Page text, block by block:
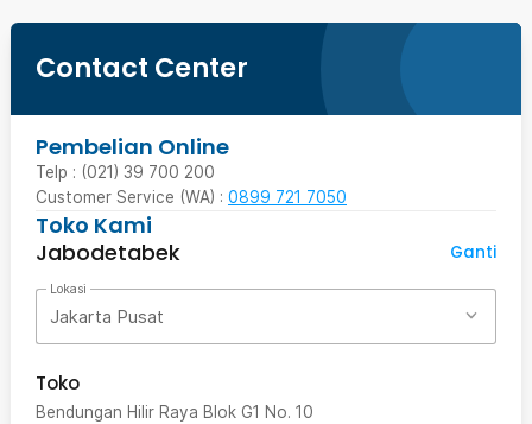
Contact Center
Pembelian Online
Telp : (021) 39 700 200
Customer Service (WA) : 0899 721 7050
Toko Kami
Jabodetabek
Ganti
Lokasi
Jakarta Pusat
Toko
Bendungan Hilir Raya Blok G1 No. 10